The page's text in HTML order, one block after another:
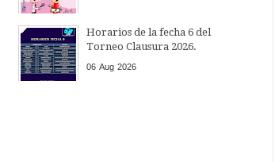
Horarios de la fecha 6 del
Torneo Clausura 2026.
06 Aug 2026